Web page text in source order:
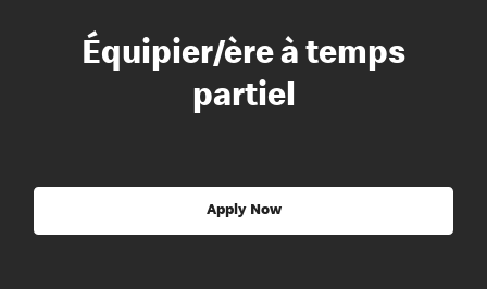
Équipier/ère à temps
partiel
Apply Now